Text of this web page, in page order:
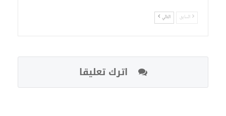
السابق التالي
اترك تعليقا